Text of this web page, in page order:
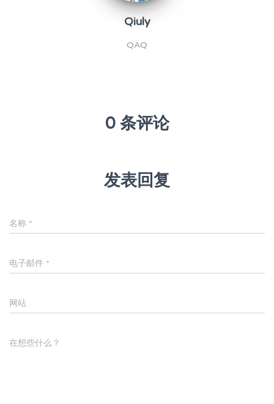
Qiuly
QAQ
0 条评论
发表回复
名称 *
电子邮件 *
网站
在想些什么？